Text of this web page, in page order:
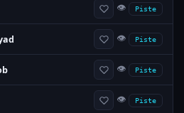
👁 Piste
👁 Piste
👁 Piste
👁 Piste